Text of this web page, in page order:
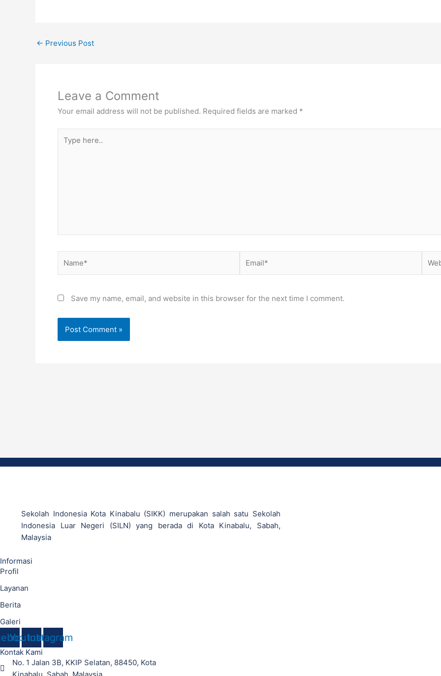
← Previous Post
Leave a Comment
Your email address will not be published. Required fields are marked *
here..
Save my name, email, and website in this browser for the next time I comment.
Sekolah Indonesia Kota Kinabalu (SIKK) merupakan salah satu Sekolah
Indonesia Luar Negeri (SILN) yang berada di Kota Kinabalu, Sabah,
Malaysia
Informasi
Profil
Layanan
Berita
Galeri
YoutubeInstagram
Kontak Kami
No. 1 Jalan 3B, KKIP Selatan, 88450, Kota